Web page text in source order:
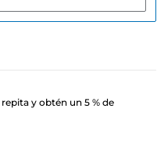
y obtén un 5 % de